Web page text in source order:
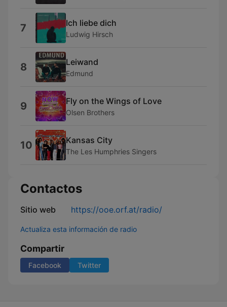
7 Ich liebe dich
Ludwig Hirsch
8 Leiwand
Edmund
9 Fly on the Wings of Love
Olsen Brothers
10 Kansas City
The Les Humphries Singers
Contactos
Sitio web https://ooe.orf.at/radio/
Actualiza esta información de radio
Compartir
Facebook Twitter